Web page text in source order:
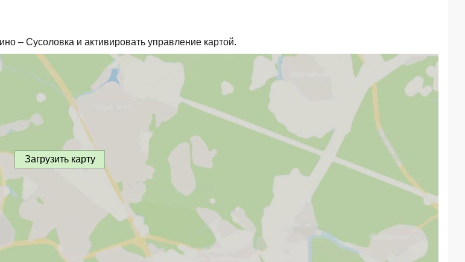
– Сусоловка и активировать управление картой.
Загрузить карту